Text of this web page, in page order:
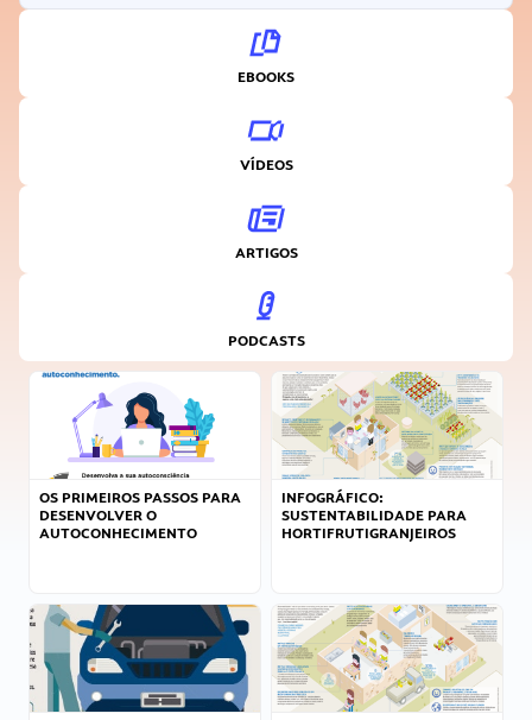
EBOOKS
VÍDEOS
ARTIGOS
PODCASTS
OS PRIMEIROS PASSOS PARA
DESENVOLVER O
AUTOCONHECIMENTO
INFOGRÁFICO:
SUSTENTABILIDADE PARA
HORTIFRUTIGRANJEIROS